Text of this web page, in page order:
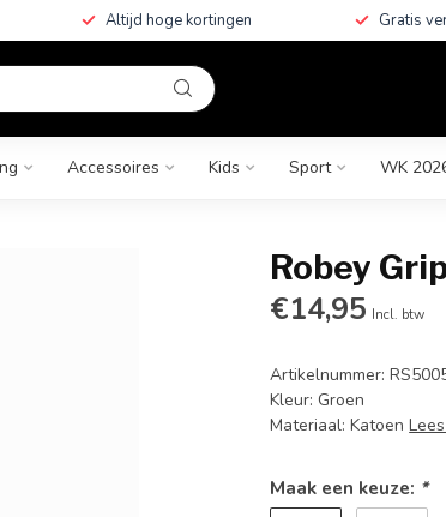
Altijd hoge kortingen Gratis
Accessoires Kids Sport WK
Robey
€14,95 Incl. btw
Artikelnummer:
Kleur: Groen
Materiaal: Katoen
Maak een keuze: *